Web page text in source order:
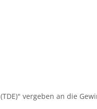
vergeben an die